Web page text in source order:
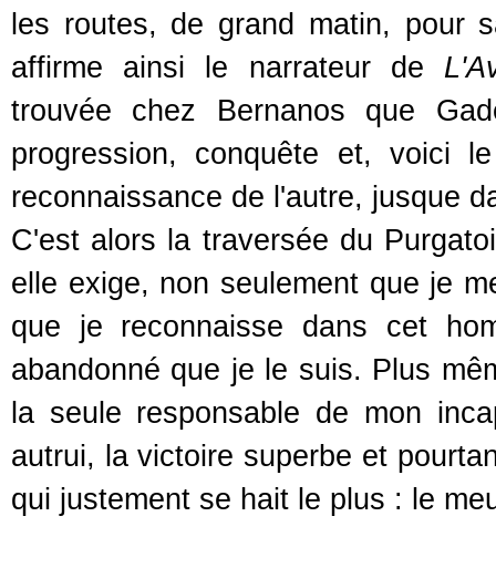
les routes, de grand matin, pour
affirme ainsi le narrateur de
trouvée chez Bernanos que
progression, conquête et, voici
reconnaissance de l'autre, jusque
C'est alors la traversée du
elle exige, non seulement que je
que je reconnaisse dans cet
abandonné que je le suis. Plus
la seule responsable de mon
autrui, la victoire superbe et
qui justement se hait le plus : le